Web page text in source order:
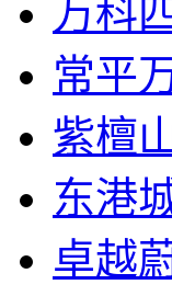
万科
常平
紫檀
东港
卓越